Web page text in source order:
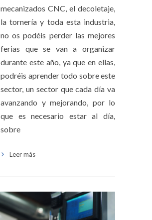
mecanizados CNC, el decoletaje,
la tornería y toda esta industria,
no os podéis perder las mejores
ferias que se van a organizar
durante este año, ya que en ellas,
podréis aprender todo sobre este
sector, un sector que cada día va
avanzando y mejorando, por lo
que es necesario estar al día,
sobre
Leer más